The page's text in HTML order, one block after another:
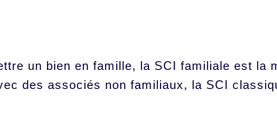
un bien en famille, la SCI familiale est la
des associés non familiaux, la SCI